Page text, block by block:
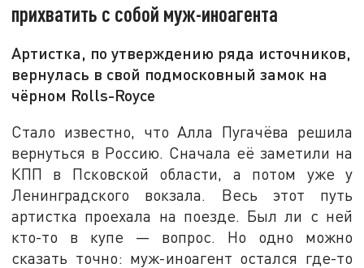
прихватить с собой муж-иноагента
Артистка, по утверждению ряда источников,
вернулась в свой подмосковный замок на
чёрном Rolls-Royce
Стало известно, что Алла Пугачёва решила
вернуться в Россию. Сначала её заметили на
КПП в Псковской области, а потом уже у
Ленинградского вокзала. Весь этот путь
артистка проехала на поезде. Был ли с ней
кто-то в купе — вопрос. Но одно можно
сказать точно: муж-иноагент остался где-то